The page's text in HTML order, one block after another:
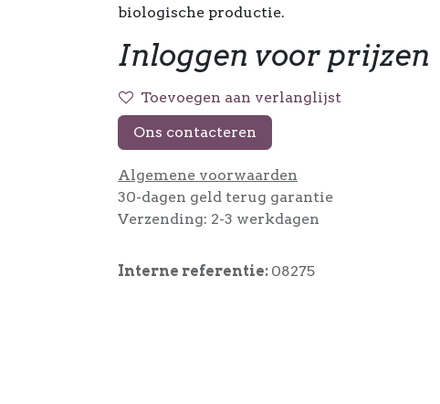
biologische productie.
Inloggen voor prijzen
Toevoegen aan verlanglijst
Ons contacteren
Algemene voorwaarden
30-dagen geld terug garantie
Verzending: 2-3 werkdagen
Interne referentie: 08275